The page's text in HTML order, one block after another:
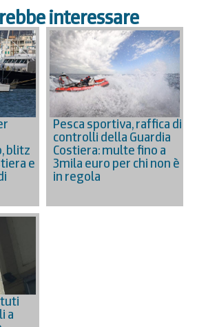
interessare
blitz
e
Pesca sportiva, raffica di
controlli della Guardia
Costiera: multe fino a
3mila euro per chi non è
in regola
a